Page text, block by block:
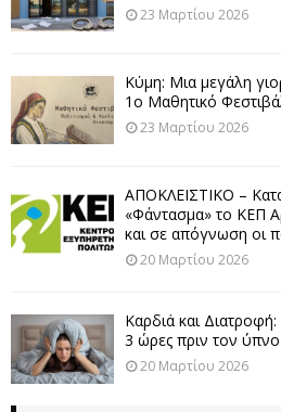
23 Μαρτίου 2026
Κύμη: Μια μεγάλη
1ο Μαθητικό
23 Μαρτίου 2026
ΑΠΟΚΛΕΙΣΤΙΚΟ –
«Φάντασμα» το ΚΕΠ
και σε απόγνωση οι
20 Μαρτίου 2026
Καρδιά και
3 ώρες πριν τον ύπνο
20 Μαρτίου 2026